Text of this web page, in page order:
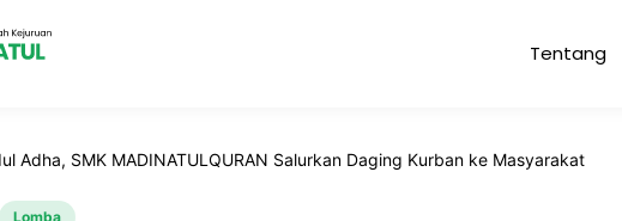
Tentang
Adha, SMK MADINATULQURAN Salurkan Daging Kurban ke Masyarakat
Lomba